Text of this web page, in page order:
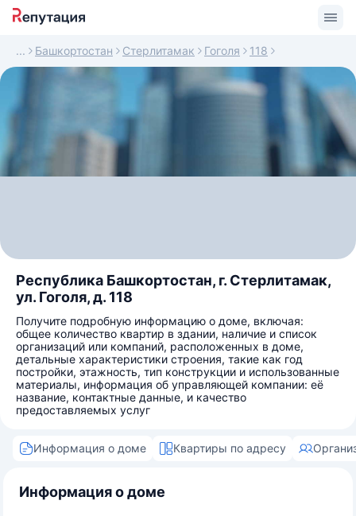
Башкортостан Стерлитамак Гоголя 118
Республика Башкортостан, г. Стерлитамак,
ул. Гоголя, д. 118
Получите подробную информацию о доме, включая:
общее количество квартир в здании, наличие и список
организаций или компаний, расположенных в доме,
детальные характеристики строения, такие как год
постройки, этажность, тип конструкции и использованные
материалы, информация об управляющей компании: её
название, контактные данные, и качество
предоставляемых услуг
Информация о доме Квартиры по адресу
Информация о доме